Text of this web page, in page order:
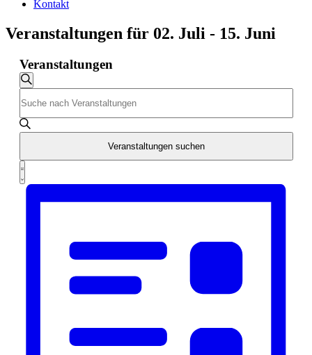
Kontakt
Veranstaltungen für 02. Juli - 15. Juni
Veranstaltungen
Veranstaltungen
Suche
und
Ansichten,
Navigation
Suche
Schlüsselwort
eingeben.
Suche
Veranstaltungen
Schlüsselwort.
Veranstaltungen suchen
Veranstaltung
Ansichten-
Liste